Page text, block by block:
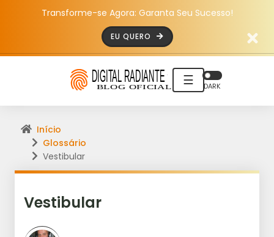
Transforme-se Agora: Garanta Seu Sucesso!
EU QUERO
☰ DARK
Início
Glossário
Vestibular
Vestibular